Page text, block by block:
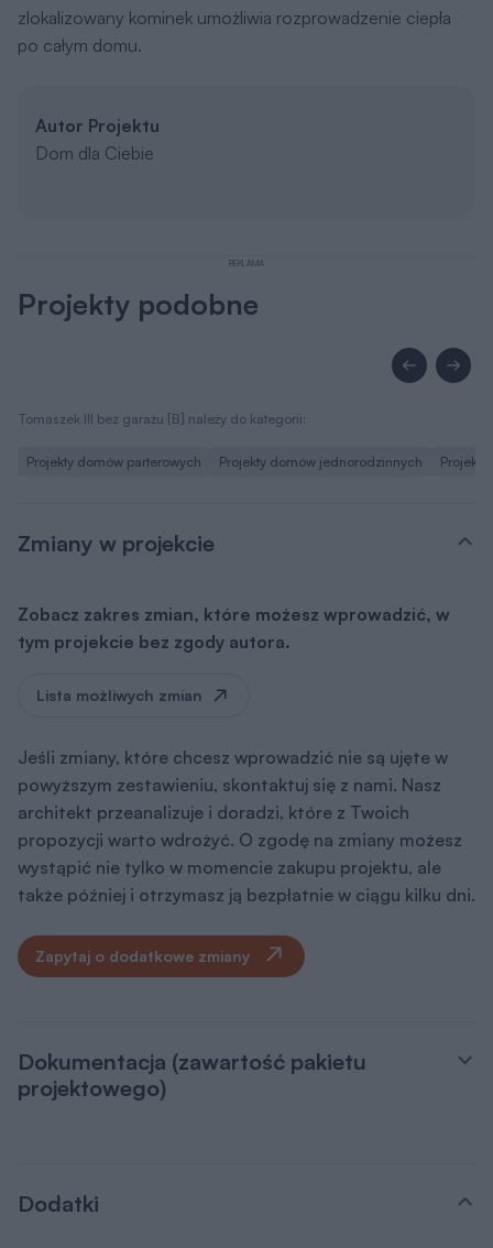
zlokalizowany kominek umożliwia rozprowadzenie ciepła
po całym domu.
Autor Projektu
Dom dla Ciebie
REKLAMA
Projekty podobne
Tomaszek III bez garażu [B] należy do kategorii:
Projekty domów parterowych Projekty domów jednorodzinnych
Zmiany w projekcie
Zobacz zakres zmian, które możesz wprowadzić, w
tym projekcie bez zgody autora.
Lista możliwych zmian
Jeśli zmiany, które chcesz wprowadzić nie są ujęte w
powyższym zestawieniu, skontaktuj się z nami. Nasz
architekt przeanalizuje i doradzi, które z Twoich
propozycji warto wdrożyć. O zgodę na zmiany możesz
wystąpić nie tylko w momencie zakupu projektu, ale
także później i otrzymasz ją bezpłatnie w ciągu kilku dni.
Zapytaj o dodatkowe zmiany
Dokumentacja (zawartość pakietu
projektowego)
Dodatki